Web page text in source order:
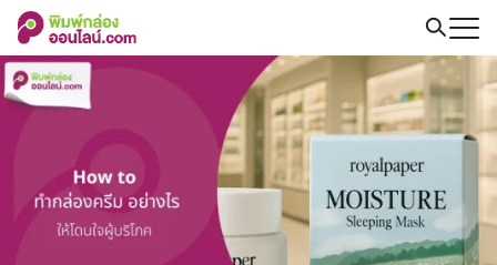
Skip
content
Search
for: